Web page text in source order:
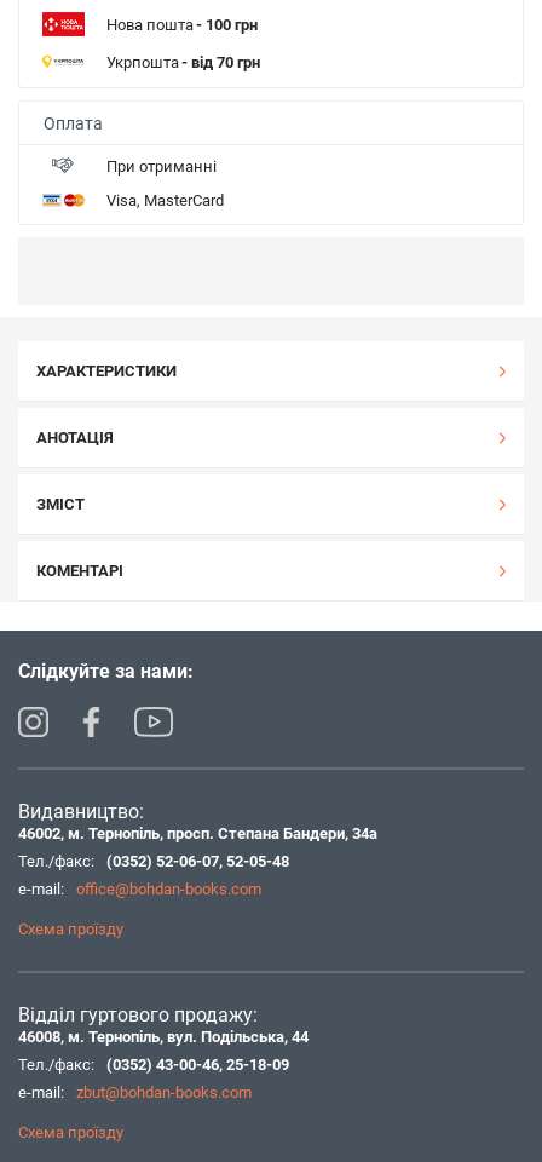
Нова пошта- 100 грн
Укрпошта- від 70 грн
Оплата
При отриманні
Visa, MasterCard
ХАРАКТЕРИСТИКИ
АНОТАЦІЯ
ЗМІСТ
КОМЕНТАРІ
Слідкуйте за нами:
Видавництво:
46002, м. Тернопіль, просп. Степана Бандери, 34а
Тел./факс:
(0352) 52-06-07, 52-05-48
e-mail:
office@bohdan-books.com
Схема проїзду
Відділ гуртового продажу:
46008, м. Тернопіль, вул. Подільська, 44
Тел./факс:
(0352) 43-00-46, 25-18-09
e-mail:
zbut@bohdan-books.com
Схема проїзду